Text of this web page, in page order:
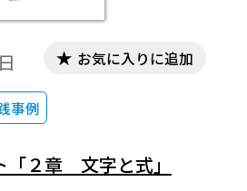
事例
お気に入りに追加
「２章 文字と式」